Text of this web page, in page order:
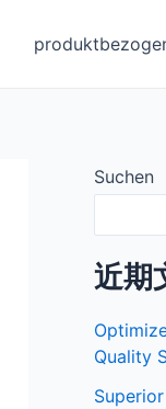
Suchen
近期
Quality